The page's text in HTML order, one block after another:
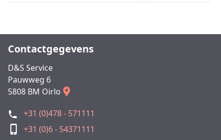
Contactgegevens
D&S Service
Pauwweg 6
5808 BM Oirlo
+31 (0)478 - 571111
+31 (0)6 - 54371111